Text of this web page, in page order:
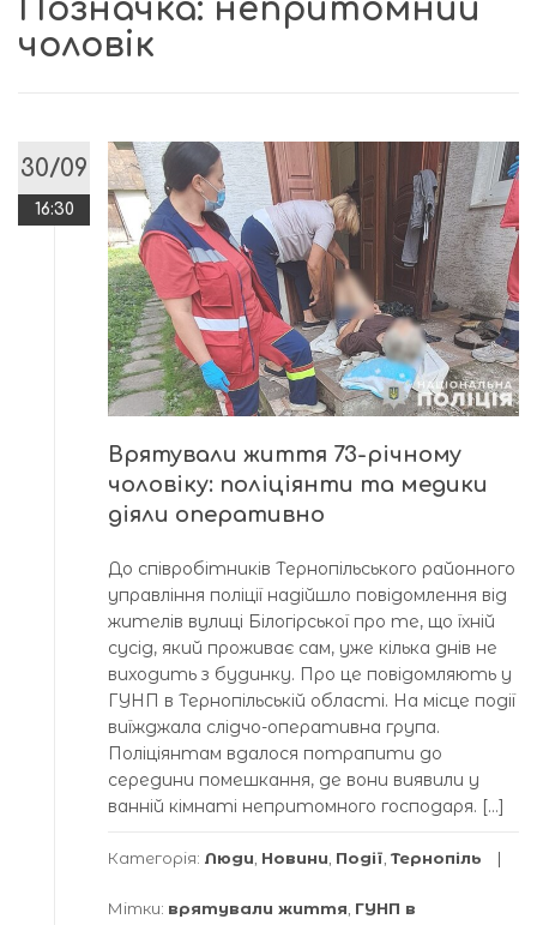
Позначка: непритомний
чоловік
30/09
16:30
Врятували життя 73-річному
чоловіку: поліціянти та медики
діяли оперативно
До співробітників Тернопільського районного
управління поліції надійшло повідомлення від
жителів вулиці Білогірської про те, що їхній
сусід, який проживає сам, уже кілька днів не
виходить з будинку. Про це повідомляють у
ГУНП в Тернопільській області. На місце події
виїжджала слідчо-оперативна група.
Поліціянтам вдалося потрапити до
середини помешкання, де вони виявили у
ванній кімнаті непритомного господаря. […]
Категорія: Люди Новини Події Тернопіль
Мітки: врятували життя ГУНП в